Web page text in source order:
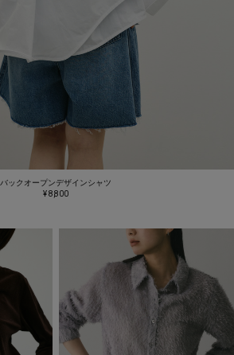
バックオープンデザインシャツ
¥ 8,800